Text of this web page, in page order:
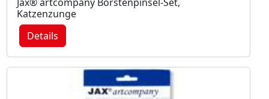
Katzenzunge
Details